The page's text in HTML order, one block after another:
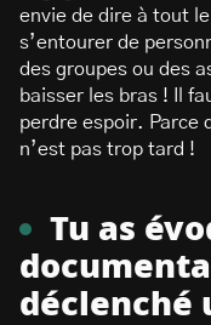
envie de dire à tout
s’entourer de
des groupes ou des
baisser les bras ! Il
perdre espoir. Parce
n’est pas trop tard !
Tu as
déclenché